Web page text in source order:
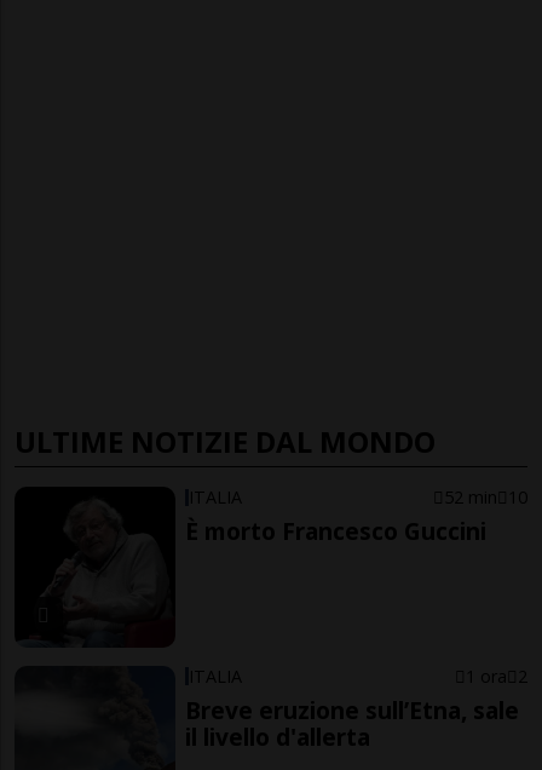
ULTIME NOTIZIE DAL MONDO
ITALIA 52 min 10
È morto Francesco Guccini
ITALIA 1 ora 2
Breve eruzione sull’Etna, sale
il livello d'allerta